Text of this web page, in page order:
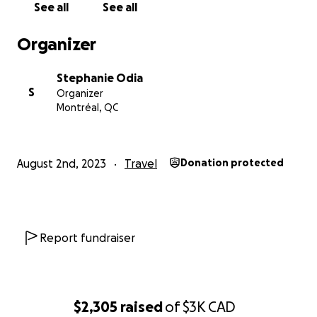
$2,305 raisedof$3K CAD
son rêve possible et Ainsi lui permettre de vivre
cette aventure mémorable.
See all See all
Organizer
S
Stephanie Odia
Organizer
Montréal, QC
August 2nd, 2023 Travel Donation protected
Report fundraiser